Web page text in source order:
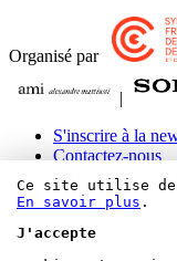
Organisé par
|
S'inscrire à la
Contactez-nous
Mentions légales
Paramétrer les
Ce site utilise
En savoir plus .
J'accepte